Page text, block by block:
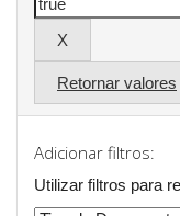
Retornar valores
Adicionar filtros:
Utilizar filtros para